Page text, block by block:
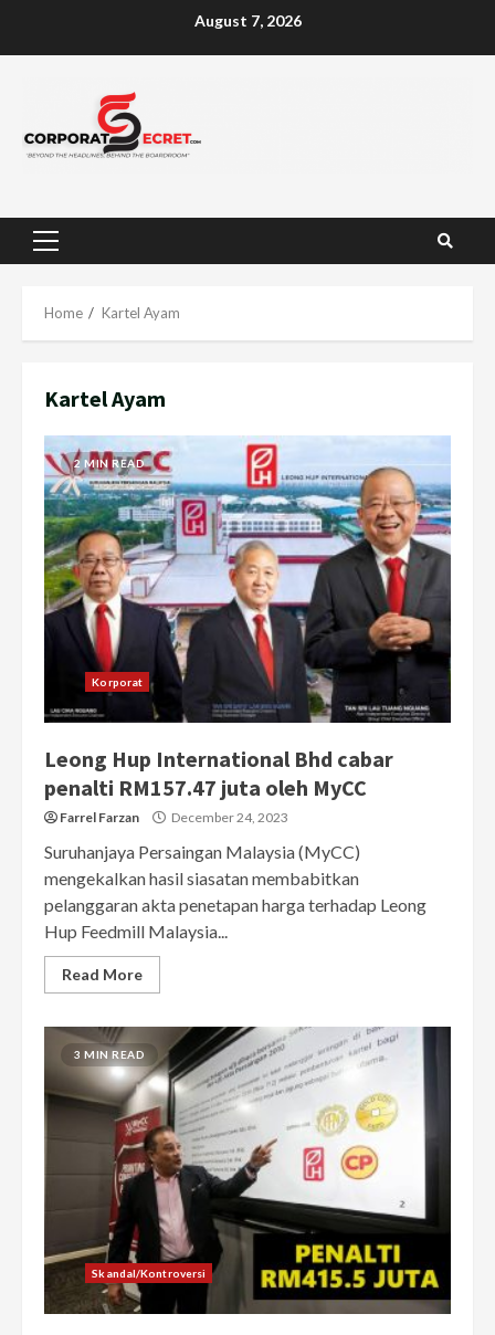
August 7, 2026
Primary
Home Kartel Ayam
Kartel Ayam
2 MIN READ
Korporat
Leong Hup International Bhd cabar
penalti RM157.47 juta oleh MyCC
Farrel Farzan December 24, 2023
Suruhanjaya Persaingan Malaysia (MyCC)
mengekalkan hasil siasatan membabitkan
pelanggaran akta penetapan harga terhadap Leong
Hup Feedmill Malaysia...
Read More
3 MIN READ
Skandal/Kontroversi